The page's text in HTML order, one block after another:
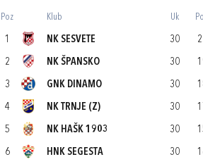
Poz Klub Uk
1 NK SESVETE 30
2 NK ŠPANSKO 30
3 GNK DINAMO 30
4 NK TRNJE (Z) 30
5 NK HAŠK 1903 30
6 HNK SEGESTA 30